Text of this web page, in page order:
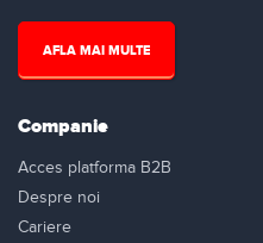
AFLA MAI MULTE
Companie
Acces platforma B2B
Despre noi
Cariere